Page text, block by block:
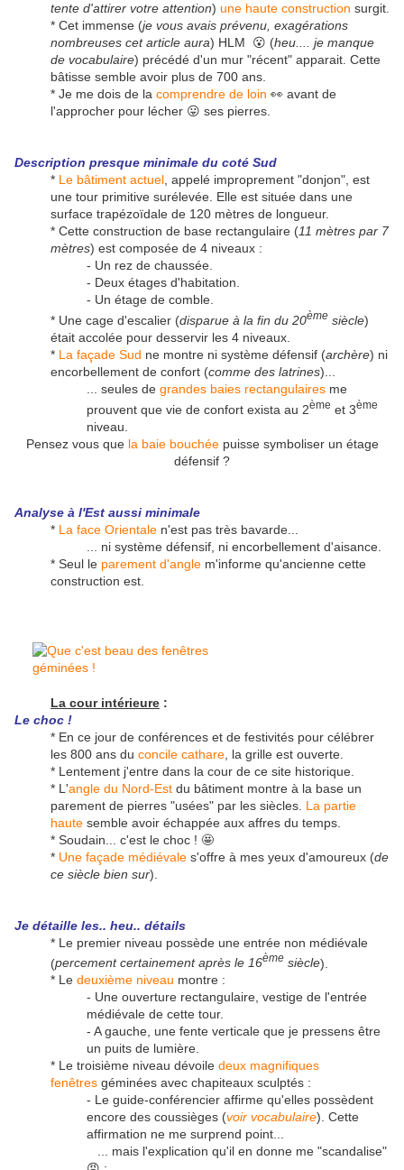
tente d'attirer votre attention) une haute construction surgit.
* Cet immense (je vous avais prévenu, exagérations
nombreuses cet article aura) HLM 😮 (heu.... je manque
de vocabulaire) précédé d'un mur "récent" apparait. Cette
bâtisse semble avoir plus de 700 ans.
* Je me dois de la comprendre de loin 👀 avant de
l'approcher pour lécher 😛 ses pierres.
Description presque minimale du coté Sud
* Le bâtiment actuel , appelé improprement "donjon", est
une tour primitive surélevée. Elle est située dans une
surface trapézoïdale de 120 mètres de longueur.
* Cette construction de base rectangulaire (11 mètres par 7
mètres) est composée de 4 niveaux :
- Un rez de chaussée.
- Deux étages d'habitation.
- Un étage de comble.
* Une cage d'escalier (disparue à la fin du 20ème siècle)
était accolée pour desservir les 4 niveaux.
* La façade Sud ne montre ni système défensif (archère) ni
encorbellement de confort (comme des latrines)...
... seules de grandes baies rectangulaires me
prouvent que vie de confort exista au 2ème et 3ème
niveau.
Pensez vous que la baie bouchéepuisse symboliser un étage
défensif ?
Analyse à l'Est aussi minimale
* La face Orientale n'est pas très bavarde...
... ni système défensif, ni encorbellement d'aisance.
* Seul le parement d'angle m'informe qu'ancienne cette
construction est.
La cour intérieure :
Le choc !
* En ce jour de conférences et de festivités pour célébrer
les 800 ans du concile cathare , la grille est ouverte.
* Lentement j'entre dans la cour de ce site historique.
* L'angle du Nord-Est du bâtiment montre à la base un
parement de pierres "usées" par les siècles. La partie
haute semble avoir échappée aux affres du temps.
* Soudain... c'est le choc ! 🤩
* Une façade médiévale s'offre à mes yeux d'amoureux (de
ce siècle bien sur).
Je détaille les.. heu.. détails
* Le premier niveau possède une entrée non médiévale
(percement certainement après le 16ème siècle).
* Le deuxième niveau montre :
- Une ouverture rectangulaire, vestige de l'entrée
médiévale de cette tour.
- A gauche, une fente verticale que je pressens être
un puits de lumière.
* Le troisième niveau dévoile deux magnifiques
fenêtres géminées avec chapiteaux sculptés :
- Le guide-conférencier affirme qu'elles possèdent
encore des coussièges (voir vocabulaire). Cette
affirmation ne me surprend point...
... mais l'explication qu'il en donne me "scandalise"